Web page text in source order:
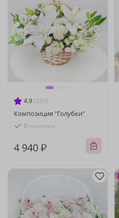
4.9 (289)
Композиция "Голубки"
В наличии
4 940 ₽